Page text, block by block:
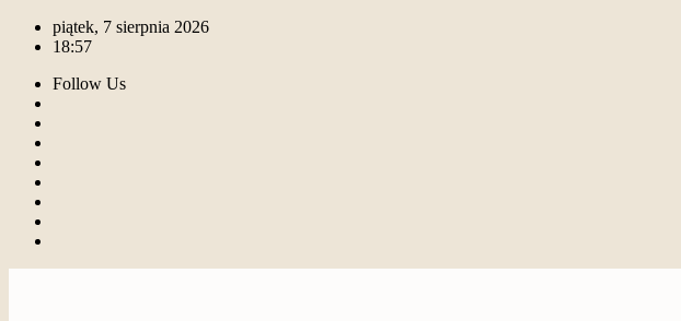
piątek, 7 sierpnia 2026
18:57
Follow Us